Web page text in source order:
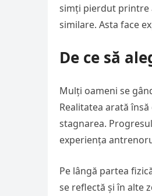
simți pierdut printre
similare. Asta face
De ce să
Mulți oameni se
Realitatea arată
stagnarea.
experiența
Pe lângă partea
se reflectă și în alte